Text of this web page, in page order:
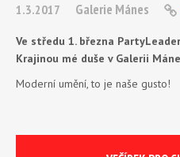
1.3.2017 Galerie Mánes
Ve středu 1. března
Krajinou mé duše v Galerii
Moderní umění, to je naše gusto!